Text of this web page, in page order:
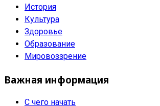
История
Культура
Здоровье
Образование
Мировоззрение
Важная информация
С чего начать